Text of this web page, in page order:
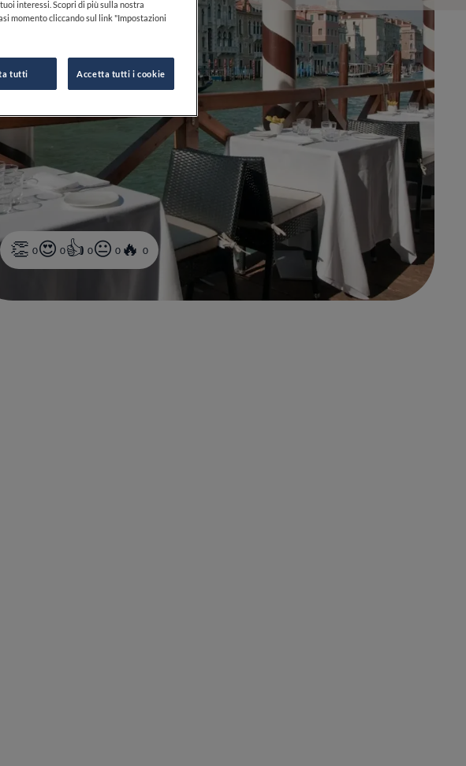
0 0 0 0 0
interessi. Scopri di più sulla nostra
momento cliccando sul link "Impostazioni
tutti Accetta tutti i cookie